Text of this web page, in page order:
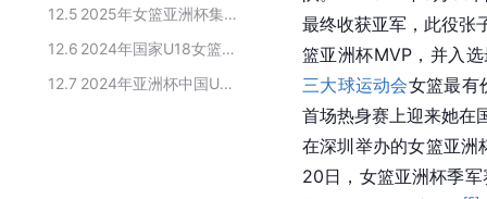
12.5
2025年女篮亚洲杯集训选拔名单（运动员）
12.6
2024年国家U18女篮集训队球员名单
12.7
2024年亚洲杯中国U18女篮集训大名单
最终收获亚军，此役张
篮亚洲杯MVP，并入
三大球运动会女篮最有
首场热身赛上迎来她在
在深圳举办的女篮亚洲
20日，女篮亚洲杯季